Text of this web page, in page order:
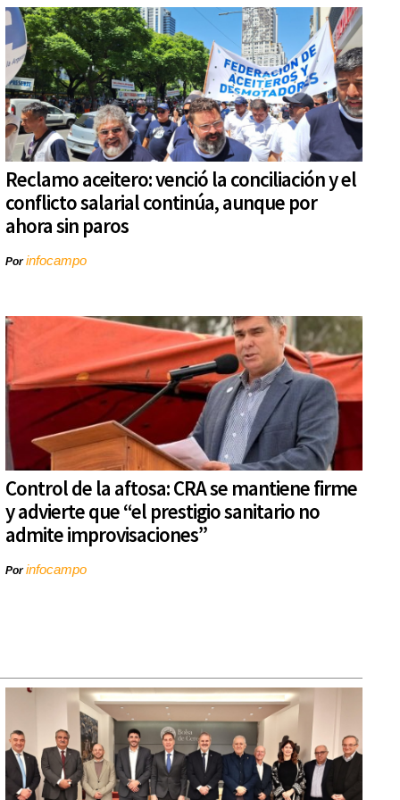
Reclamo aceitero: venció la conciliación y el
conflicto salarial continúa, aunque por
ahora sin paros
Porinfocampo
Control de la aftosa: CRA se mantiene firme
y advierte que “el prestigio sanitario no
admite improvisaciones”
Porinfocampo